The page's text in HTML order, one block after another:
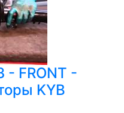
- FRONT -
KYB